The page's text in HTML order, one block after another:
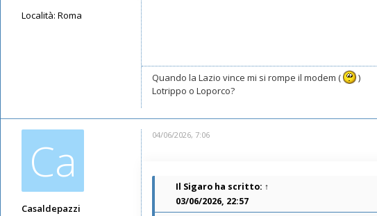
Località: Roma
Quando la Lazio vince mi si rompe il modem (
)
Lotrippo o Loporco?
Ca
Casaldepazzi
04/06/2026, 7:06
Il Sigaro ha scritto: ↑
03/06/2026, 22:57